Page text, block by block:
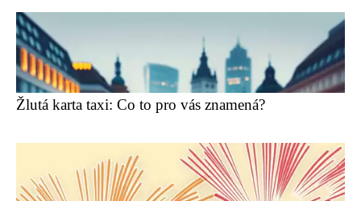
Žlutá karta taxi: Co to pro vás znamená?